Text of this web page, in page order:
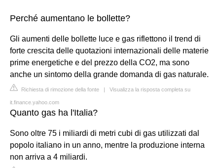
Perché aumentano le bollette?
Gli aumenti delle bollette luce e gas riflettono il trend di
forte crescita delle quotazioni internazionali delle materie
prime energetiche e del prezzo della CO2, ma sono
anche un sintomo della grande domanda di gas naturale.
Richiesta di rimozione della fonte | Visualizza la risposta completa su
it.finance.yahoo.com
Quanto gas ha l'Italia?
Sono oltre 75 i miliardi di metri cubi di gas utilizzati dal
popolo italiano in un anno, mentre la produzione interna
non arriva a 4 miliardi.